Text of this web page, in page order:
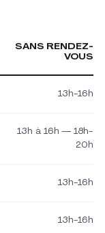
SANS RENDEZ-
VOUS
13h-16h
13h à 16h — 18h-
20h
13h-16h
13h-16h